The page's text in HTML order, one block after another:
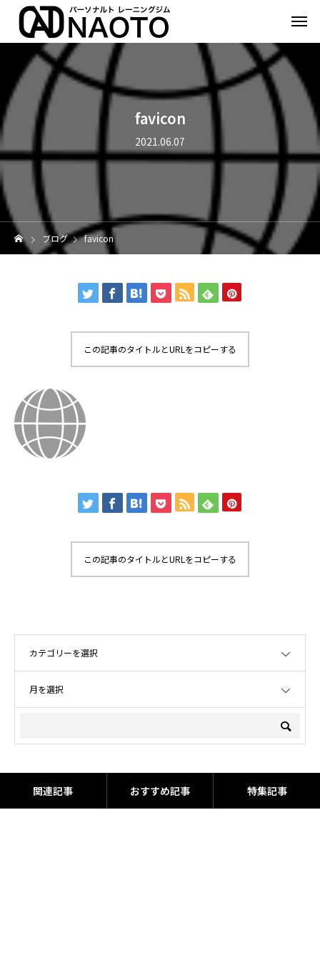
favicon
2021.06.07
ブログ favicon
この記事のタイトルとURLをコピーする
この記事のタイトルとURLをコピーする
関連記事 おすすめ記事 特集記事